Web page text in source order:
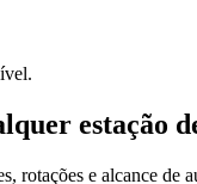
estação
rotações e alcance de